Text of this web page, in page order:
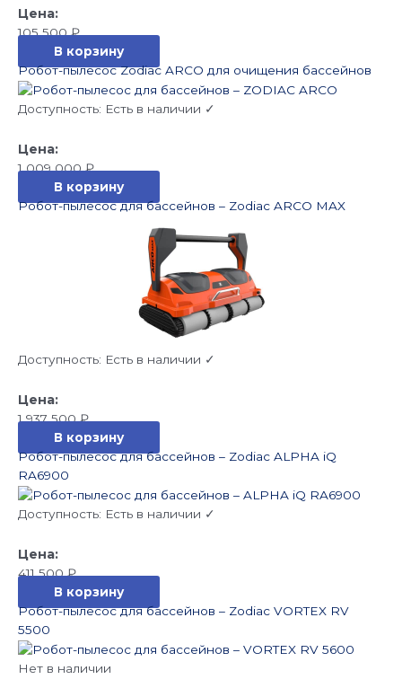
105 500₽
В корзину
Робот-пылесос Zodiac ARCO для очищения бассейнов
Доступность: Есть в наличии ✓
1 009 000₽
В корзину
Робот-пылесос для бассейнов – Zodiac ARCO MAX
Доступность: Есть в наличии ✓
1 937 500₽
В корзину
Робот-пылесос для бассейнов – Zodiac ALPHA iQ
RA6900
Доступность: Есть в наличии ✓
411 500₽
В корзину
Робот-пылесос для бассейнов – Zodiac VORTEX RV
5500
Нет в наличии